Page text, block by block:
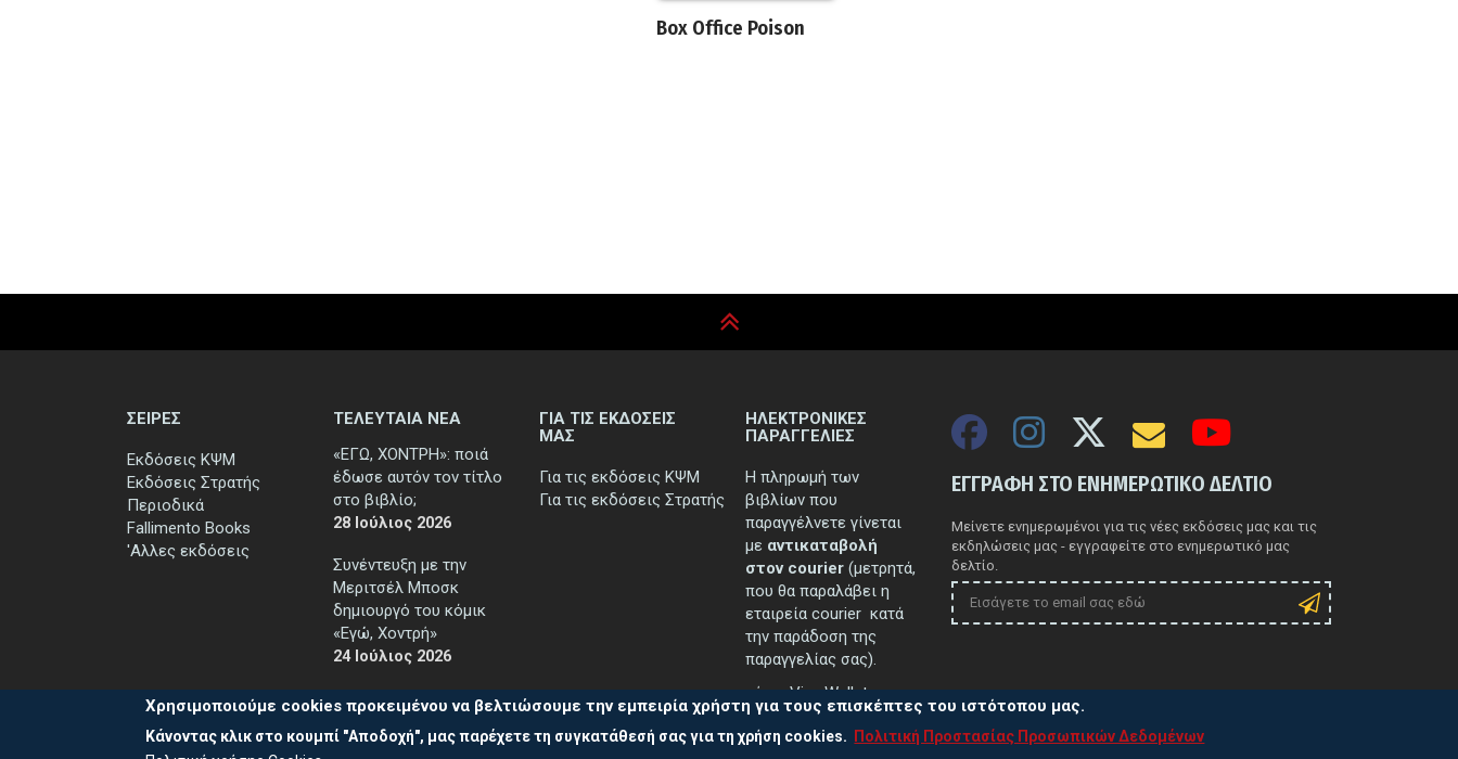
Box Office Poison
ΣΕΙΡΕΣ
Εκδόσεις ΚΨΜ
Εκδόσεις Στρατής
Περιοδικά
Fallimento Books
'Αλλες εκδόσεις
ΤΕΛΕΥΤΑΙΑ ΝΕΑ
«ΕΓΩ, ΧΟΝΤΡΗ»: ποιά
έδωσε αυτόν τον τίτλο
στο βιβλίο;
28 Ιούλιος 2026
Συνέντευξη με την
Μεριτσέλ Μποσκ
δημιουργό του κόμικ
«Εγώ, Χοντρή»
24 Ιούλιος 2026
ΓΙΑ ΤΙΣ ΕΚΔΟΣΕΙΣ
ΜΑΣ
Για τις εκδόσεις ΚΨΜ
Για τις εκδόσεις Στρατής
ΗΛΕΚΤΡΟΝΙΚΕΣ
ΠΑΡΑΓΓΕΛΙΕΣ
Η πληρωμή των
βιβλίων που
παραγγέλνετε γίνεται
με αντικαταβολή
στον courier (μετρητά,
που θα παραλάβει η
εταιρεία courier κατά
την παράδοση της
παραγγελίας σας).
μέσω Viva Wallet.
..περισσότερα
ΕΓΓΡΑΦΗ ΣΤΟ ΕΝΗΜΕΡΩΤΙΚΟ ΔΕΛΤΙΟ
Μείνετε ενημερωμένοι για τις νέες εκδόσεις μας και τις
εκδηλώσεις μας - εγγραφείτε στο ενημερωτικό μας
δελτίο.
Χρησιμοποιούμε cookies προκειμένου να βελτιώσουμε την εμπειρία χρήστη για τους επισκέπτες του ιστότοπου μας.
Κάνοντας κλικ στο κουμπί "Αποδοχή", μας παρέχετε τη συγκατάθεσή σας για τη χρήση cookies.
Πολιτική Προστασίας Προσωπικών Δεδομένων